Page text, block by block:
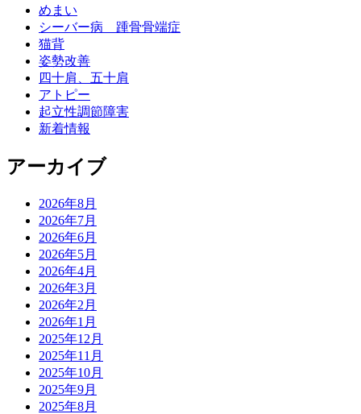
めまい
シーバー病 踵骨骨端症
猫背
姿勢改善
四十肩、五十肩
アトピー
起立性調節障害
新着情報
アーカイブ
2026年8月
2026年7月
2026年6月
2026年5月
2026年4月
2026年3月
2026年2月
2026年1月
2025年12月
2025年11月
2025年10月
2025年9月
2025年8月